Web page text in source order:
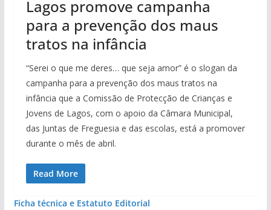
Lagos promove campanha
para a prevenção dos maus
tratos na infância
“Serei o que me deres… que seja amor” é o slogan da
campanha para a prevenção dos maus tratos na
infância que a Comissão de Protecção de Crianças e
Jovens de Lagos, com o apoio da Câmara Municipal,
das Juntas de Freguesia e das escolas, está a promover
durante o mês de abril.
Read More
Ficha técnica e Estatuto Editorial